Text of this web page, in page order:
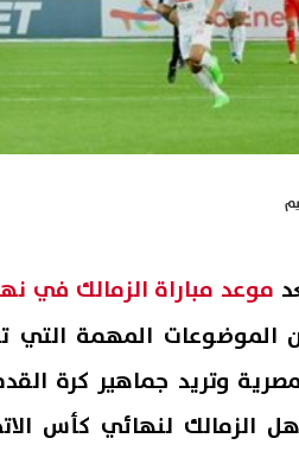
موعد مباراة الزمالك في
الموضوعات المهمة التي
وتريد جماهير كرة